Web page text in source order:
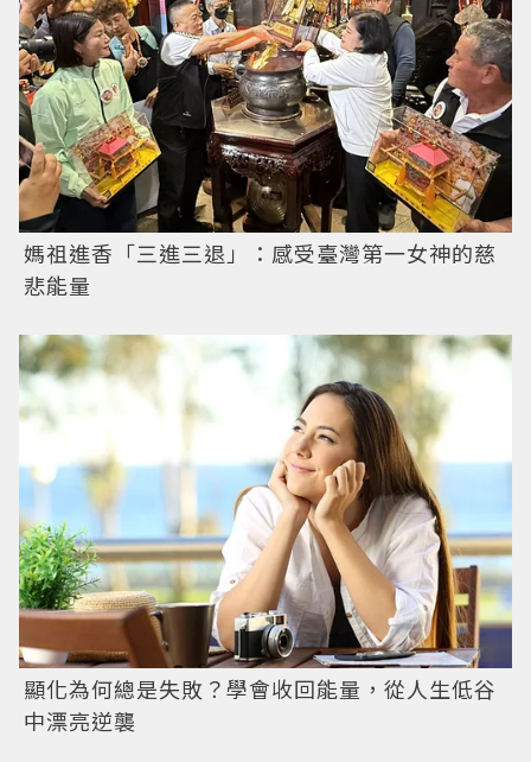
媽祖進香「三進三退」：感受臺灣第一女神的慈
悲能量
顯化為何總是失敗？學會收回能量，從人生低谷
中漂亮逆襲